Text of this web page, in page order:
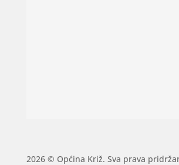
2026 © Općina Križ. Sva prava